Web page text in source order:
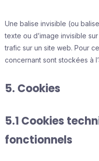
Une balise invisible (ou
texte ou d’image invisible
trafic sur un site web. Pour
concernant sont stockées à
5. Cookies
5.1 Cookies
fonctionnels